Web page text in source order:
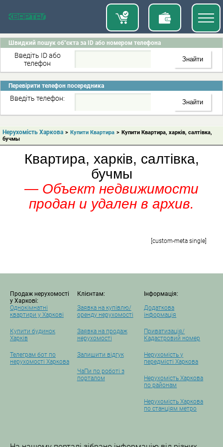
Швидкий пошук об"єкта за ID або номером телефона
Введіть ID або
телефон
Перевірити телефон посередника
Введіть телефон:
Нерухомість Харкова > Купити Квартира > Купити Квартира, харків, салтівка,
бучмы
Квартира, харків, салтівка,
бучмы
— Объект недвижимости
продан и удален в архив.
[custom-meta single]
Продаж нерухомості
у Харкові:
Однокімнатні
квартири у Харкові
Купити будинок
Харків
Телеграм бот по
нерухомості Харкова
Клієнтам:
Заявка на купівлю/
оренду нерухомості
Заявка на продаж
нерухомості
Залишити відгук
ЧаПи по роботі з
порталом
Інформація:
Додаткова
інформація
Приватизація/
Кадастровий номер
Нерухомість у
передмісті Харкова
Нерухомість Харкова
по районам
Нерухомість Харкова
по станціям метро